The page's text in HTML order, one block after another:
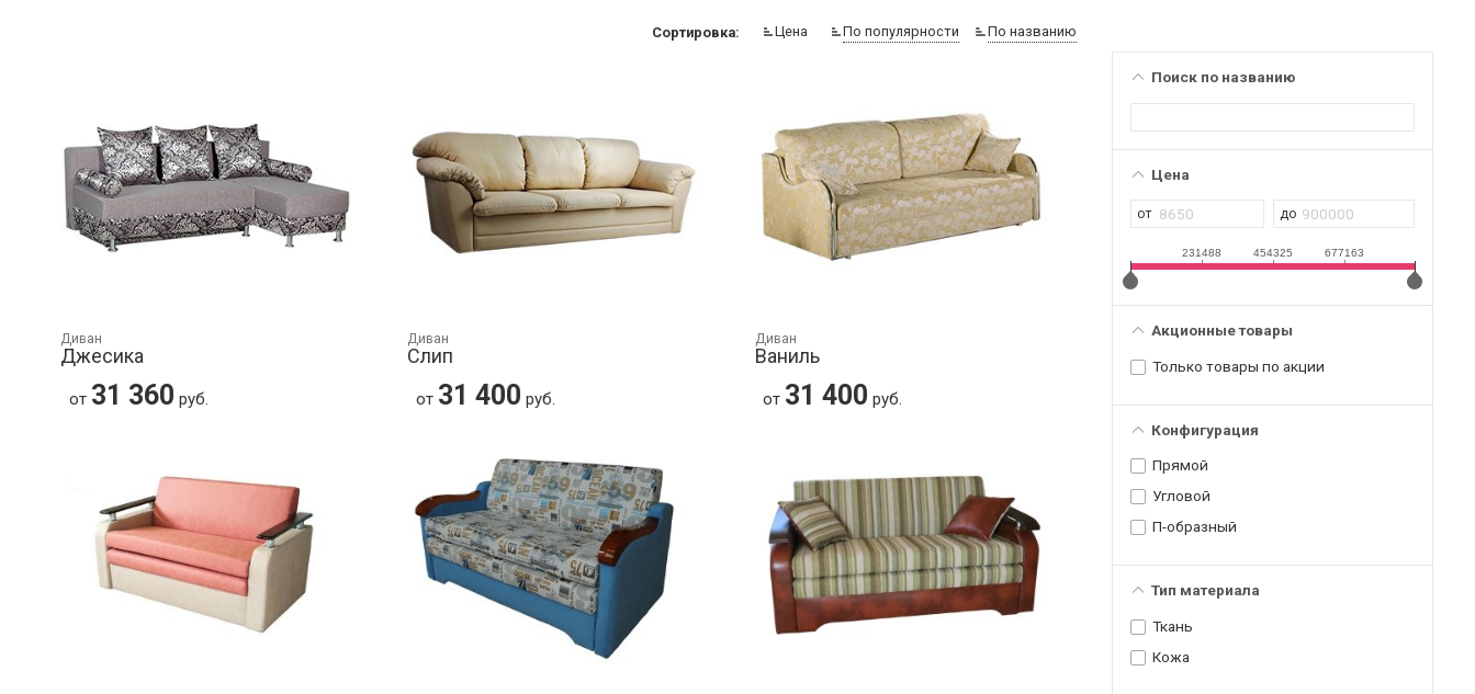
Поиск по названию
Цена
231488 454325 677163
Акционные товары
Только товары по акции
Конфигурация
Прямой
Угловой
П-образный
Тип материала
Ткань
Кожа
Сортировка: Цена По популярности По названию
Диван
Джесика
от 31 360 руб.
Диван
Слип
от 31 400 руб.
Диван
Ваниль
от 31 400 руб.